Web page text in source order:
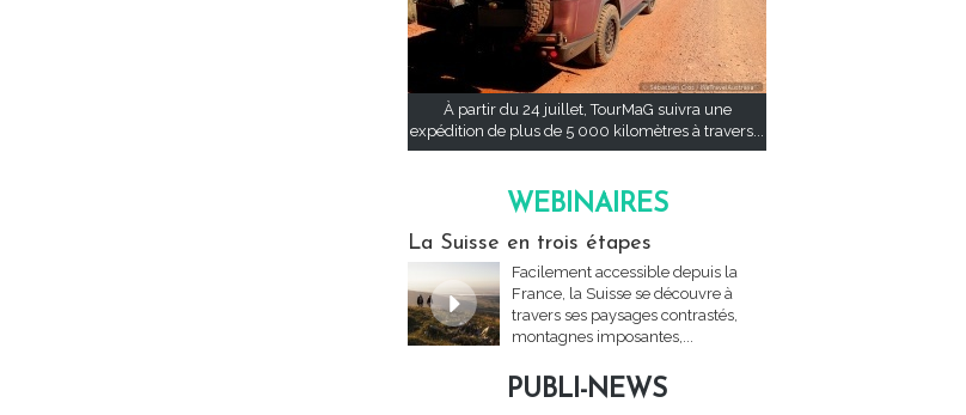
À partir du 24 juillet, TourMaG suivra une
expédition de plus de 5 000 kilomètres à travers...
WEBINAIRES
La Suisse en trois étapes
Facilement accessible depuis la
France, la Suisse se découvre à
travers ses paysages contrastés,
montagnes imposantes,...
PUBLI-NEWS